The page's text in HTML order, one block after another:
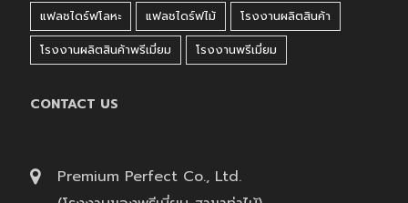
แฟลชไดร์ฟโลหะ
แฟลชไดร์ฟไม้
โรงงานผลิตสินค้า
โรงงานผลิตสินค้าพรีเมี่ยม
โรงงานพรีเมี่ยม
CONTACT US
Premium Perfect Co., Ltd.